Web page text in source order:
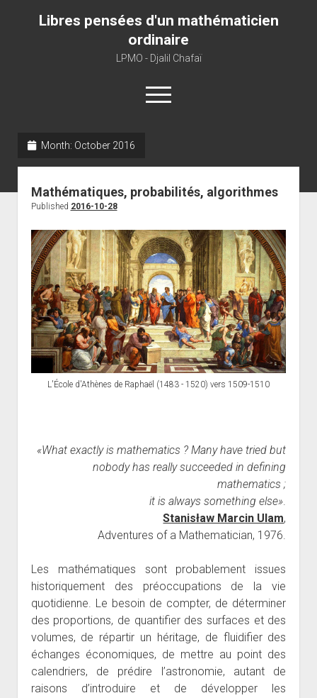
Libres pensées d'un mathématicien
ordinaire
LPMO - Djalil Chafaï
open
menu
About libre pensée
About this blog
Month: October 2016
Mathématiques, probabilités, algorithmes
Published 2016-10-28
L'École d'Athènes de Raphaël (1483 - 1520) vers 1509-1510
«What exactly is mathematics ? Many have tried but
nobody has really succeeded in defining
mathematics ;
it is always something else».
Stanisław Marcin Ulam,
Adventures of a Mathematician, 1976.
Les mathématiques sont probablement issues
histo­riquement des préoccupations de la vie
quotidienne. Le besoin de compter, de déterminer
des proportions, de quantifier des surfaces et des
volumes, de répartir un héritage, de fluidifier des
échanges économiques, de mettre au point des
calendriers, de prédire l’astronomie, autant de
raisons d’introduire et de développer les